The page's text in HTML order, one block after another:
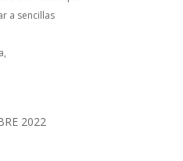
a sencillas
2022